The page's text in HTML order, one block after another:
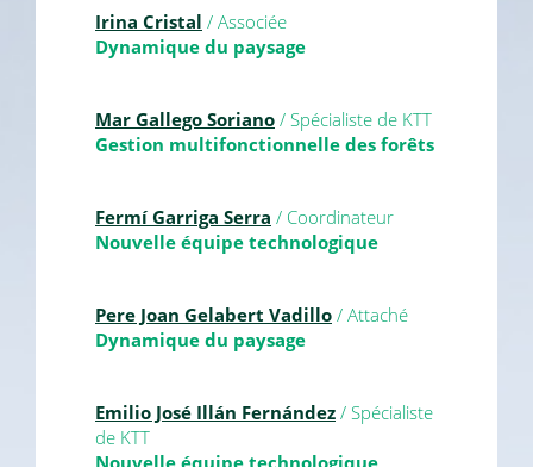
Irina Cristal / Associée
Dynamique du paysage
Mar Gallego Soriano / Spécialiste de KTT
Gestion multifonctionnelle des forêts
Fermí Garriga Serra / Coordinateur
Nouvelle équipe technologique
Pere Joan Gelabert Vadillo / Attaché
Dynamique du paysage
Emilio José Illán Fernández / Spécialiste
de KTT
Nouvelle équipe technologique